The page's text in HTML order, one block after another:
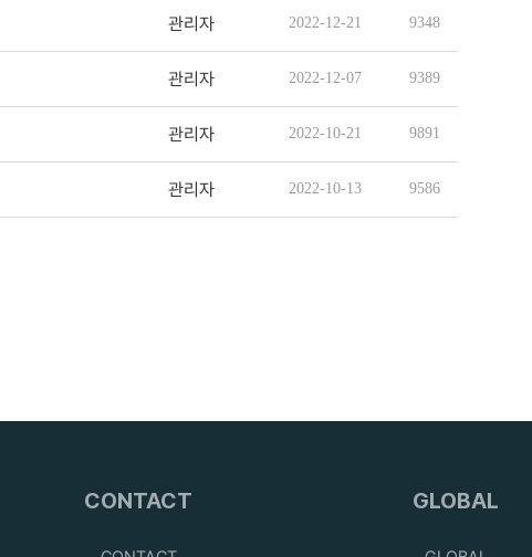
관리자 2022-12-21 9348
관리자 2022-12-07 9389
관리자 2022-10-21 9891
관리자 2022-10-13 9586
CONTACT GLOBAL